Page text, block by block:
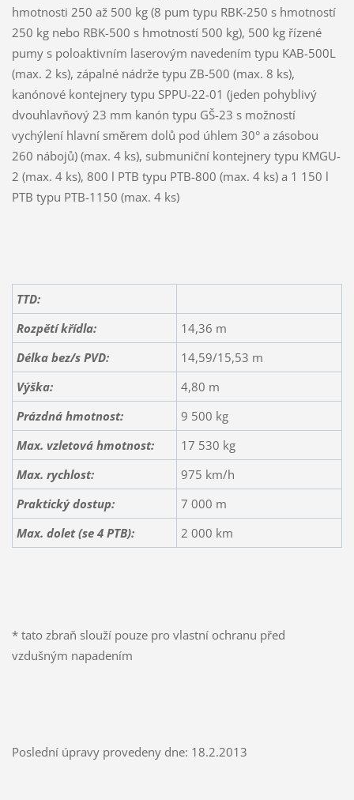
hmotnosti 250 až 500 kg (8 pum typu RBK-250 s hmotností
250 kg nebo RBK-500 s hmotností 500 kg), 500 kg řízené
pumy s poloaktivním laserovým navedením typu KAB-500L
(max. 2 ks), zápalné nádrže typu ZB-500 (max. 8 ks),
kanónové kontejnery typu SPPU-22-01 (jeden pohyblivý
dvouhlavňový 23 mm kanón typu GŠ-23 s možností
vychýlení hlavní směrem dolů pod úhlem 30° a zásobou
260 nábojů) (max. 4 ks), submuniční kontejnery typu KMGU-
2 (max. 4 ks), 800 l PTB typu PTB-800 (max. 4 ks) a 1 150 l
PTB typu PTB-1150 (max. 4 ks)
TTD:
Rozpětí křídla:
14,36 m
Délka bez/s PVD:
14,59/15,53 m
Výška:
4,80 m
Prázdná hmotnost:
9 500 kg
Max. vzletová hmotnost:
17 530 kg
Max. rychlost:
975 km/h
Praktický dostup:
7 000 m
Max. dolet (se 4 PTB):
2 000 km
* tato zbraň slouží pouze pro vlastní ochranu před
vzdušným napadením
Poslední úpravy provedeny dne: 18.2.2013